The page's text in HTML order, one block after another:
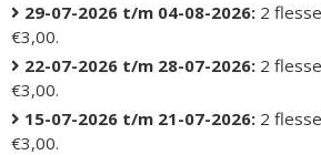
29-07-2026 t/m 04-08-2026: 2
€3,00.
22-07-2026 t/m 28-07-2026: 2
€3,00.
15-07-2026 t/m 21-07-2026: 2
€3,00.